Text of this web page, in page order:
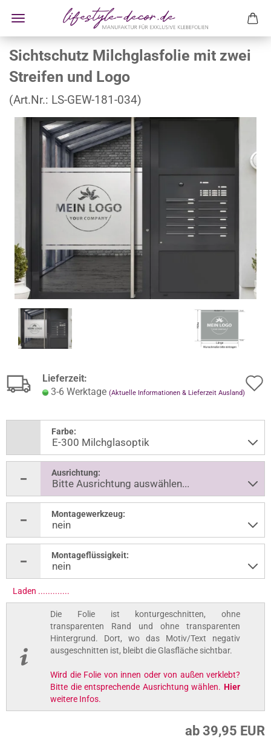
Sichtschutz Milchglasfolie mit zwei
Streifen und Logo
(Art.Nr.: LS-GEW-181-034)
Lieferzeit:
3-6 Werktage (Aktuelle Informationen & Lieferzeit Ausland)
Farbe:
Ausrichtung:
Montagewerkzeug:
Montageflüssigkeit:
Laden ..............
Die Folie ist konturgeschnitten, ohne
transparenten Rand und ohne transparenten
Hintergrund. Dort, wo das Motiv/Text negativ
ausgeschnitten ist, bleibt die Glasfläche sichtbar.
Wird die Folie von innen oder von außen verklebt?
Bitte die entsprechende Ausrichtung wählen. Hier
weitere Infos.
ab 39,95 EUR